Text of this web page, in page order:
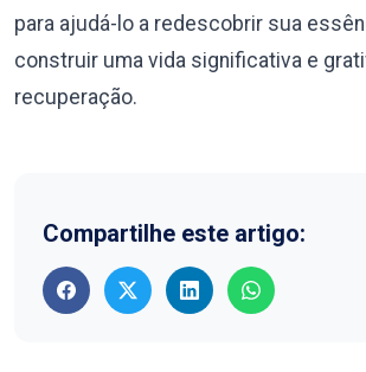
para ajudá-lo a redescobrir sua
construir uma vida significativa e
recuperação.
Compartilhe este artigo: